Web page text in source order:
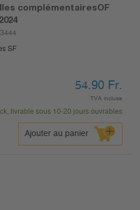
complémentairesOF
SF
54.90 Fr.
TVA incluse
livrable sous 10-20 jours ouvrables
Ajouter au panier